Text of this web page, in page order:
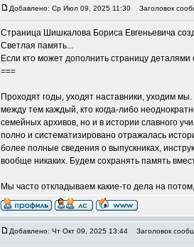
Добавлено: Ср Июл 09, 2025 11:30 Заголовок
Страница Шишкалова Бориса Евгеньевича
Светлая память...
Если кто может дополнить страницу
===
Проходят годы, уходят наставники, уходим
между тем каждый, кто когда-либо
семейных архивов, но и в истории славного
полно и систематизировано отражалась
более полные сведения о выпускниках,
вообще никаких. Будем сохранять память
Мы часто откладываем какие-то дела на
Добавлено: Чт Окт 09, 2025 13:44 Заголовок